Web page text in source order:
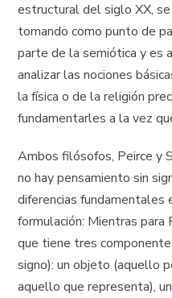
estructural del siglo XX,
tomando como punto de
parte de la semiótica y es
analizar las nociones
la física o de la religión
fundamentarles a la vez
Ambos filósofos, Peirce y
no hay pensamiento sin
diferencias
formulación: Mientras para
que tiene tres
signo): un objeto (aquello
aquello que representa),